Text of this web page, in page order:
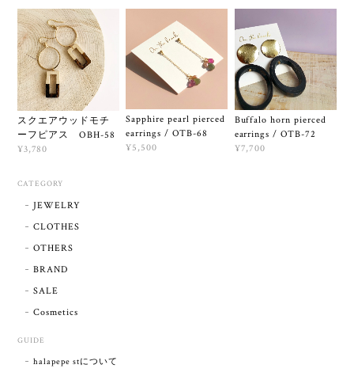
スクエアウッドモチ
ーフピアス OBH-58
¥3,780
Sapphire pearl pierced
earrings / OTB-68
¥5,500
Buffalo horn pierced
earrings / OTB-72
¥7,700
CATEGORY
JEWELRY
CLOTHES
OTHERS
BRAND
SALE
Cosmetics
GUIDE
halapepe stについて